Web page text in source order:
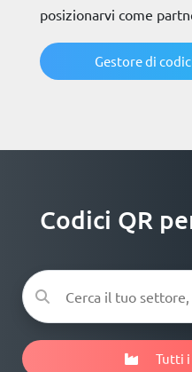
posizionarvi come
Gestore di
Codici QR
Tutti